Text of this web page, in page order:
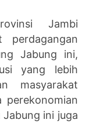
Jambi
Jabung ini,
yang lebih
masyarakat
perekonomian
Jabung ini juga